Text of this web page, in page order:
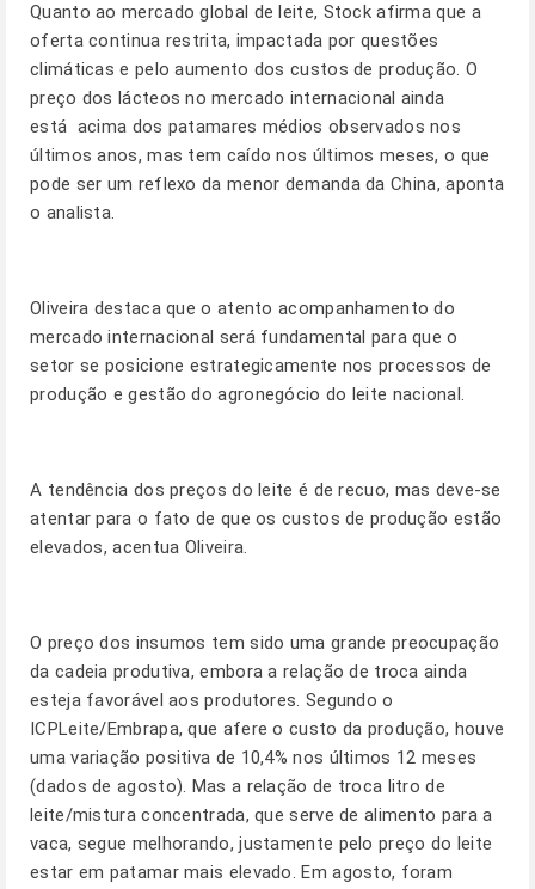
Quanto ao mercado global de leite, Stock afirma que a
oferta continua restrita, impactada por questões
climáticas e pelo aumento dos custos de produção. O
preço dos lácteos no mercado internacional ainda
está acima dos patamares médios observados nos
últimos anos, mas tem caído nos últimos meses, o que
pode ser um reflexo da menor demanda da China, aponta
o analista.
Oliveira destaca que o atento acompanhamento do
mercado internacional será fundamental para que o
setor se posicione estrategicamente nos processos de
produção e gestão do agronegócio do leite nacional.
A tendência dos preços do leite é de recuo, mas deve-se
atentar para o fato de que os custos de produção estão
elevados, acentua Oliveira.
O preço dos insumos tem sido uma grande preocupação
da cadeia produtiva, embora a relação de troca ainda
esteja favorável aos produtores. Segundo o
ICPLeite/Embrapa, que afere o custo da produção, houve
uma variação positiva de 10,4% nos últimos 12 meses
(dados de agosto). Mas a relação de troca litro de
leite/mistura concentrada, que serve de alimento para a
vaca, segue melhorando, justamente pelo preço do leite
estar em patamar mais elevado. Em agosto, foram